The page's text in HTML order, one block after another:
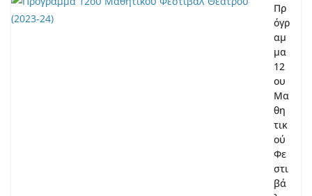
Πρ
όγρ
αμ
μα
12
ου
Μα
θη
τικ
ού
Φε
στι
βά